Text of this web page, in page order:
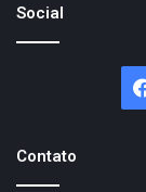
Social
Contato